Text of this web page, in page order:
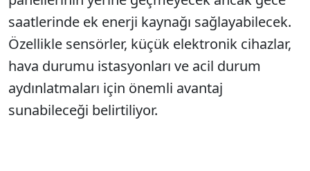
saatlerinde ek enerji kaynağı sağlayabilecek.
Özellikle sensörler, küçük elektronik cihazlar,
hava durumu istasyonları ve acil durum
aydınlatmaları için önemli avantaj
sunabileceği belirtiliyor.